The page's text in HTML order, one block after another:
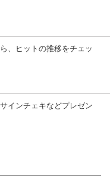
、ヒットの推移をチェッ
インチェキなどプレゼン